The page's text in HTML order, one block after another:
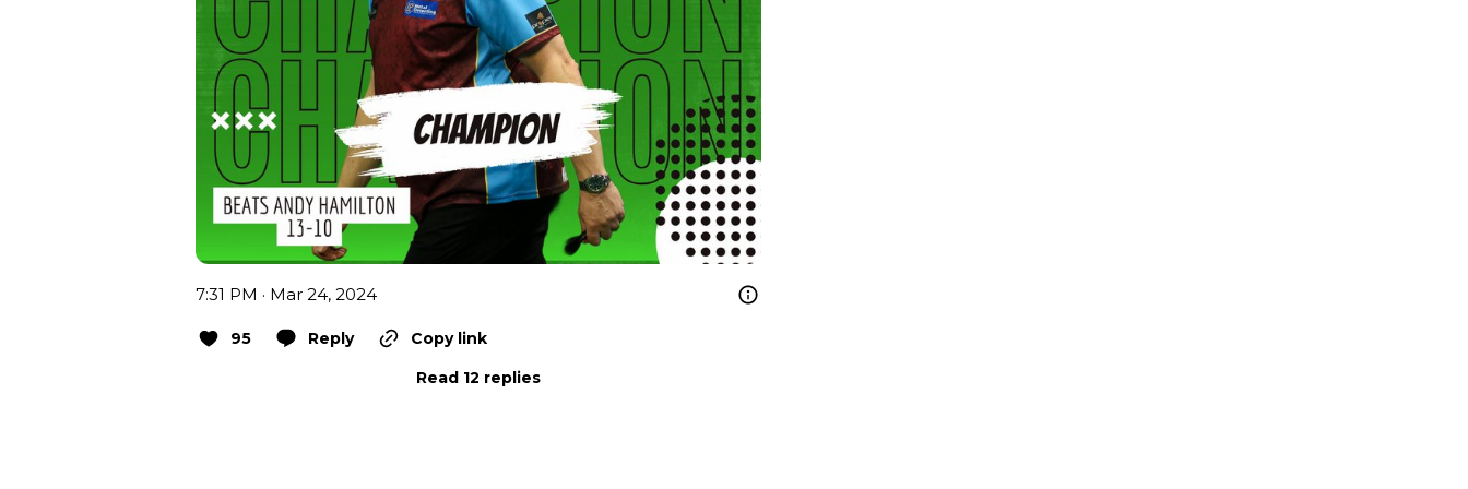
7:31 PM · Mar 24, 2024
95 Reply
Copy link
Read 12 replies